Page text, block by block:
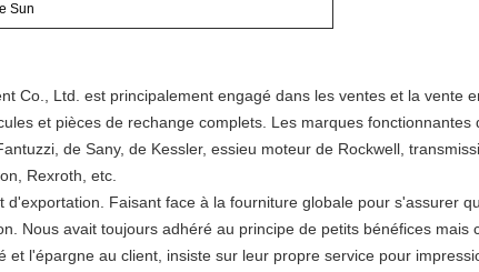
Sun
Co., Ltd. est principalement engagé dans les ventes et la vente
et pièces de rechange complets. Les marques fonctionnantes
de Sany, de Kessler, essieu moteur de Rockwell,
Rexroth, etc.
Faisant face à la fourniture globale pour s'assurer
Nous avait toujours adhéré au principe de petits bénéfices mais
l'épargne au client, insiste sur leur propre service pour